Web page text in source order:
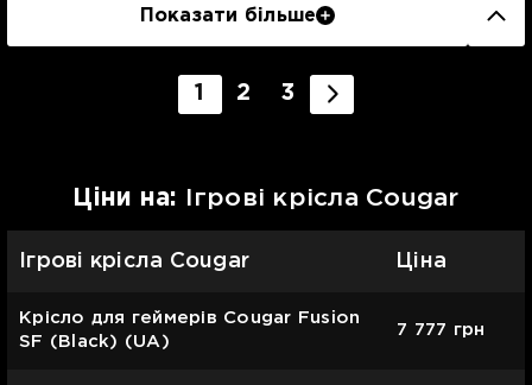
Показати більше
1 2 3
Цiни на: Ігрові крісла Cougar
Ігрові крісла Cougar Ціна
Крісло для геймерів Cougar Fusion
SF (Black) (UA)
7 777 грн